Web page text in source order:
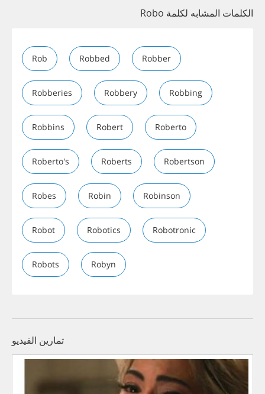
الكلمات المشابه لكلمة Robo
Rob Robbed Robber
Robberies Robbery Robbing
Robbins Robert Roberto
Roberto's Roberts Robertson
Robes Robin Robinson
Robot Robotics Robotronic
Robots Robyn
تمارين الفيديو